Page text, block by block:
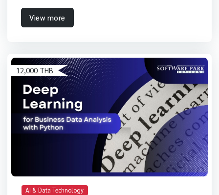
View more
12,000 THB
AI & Data Technology